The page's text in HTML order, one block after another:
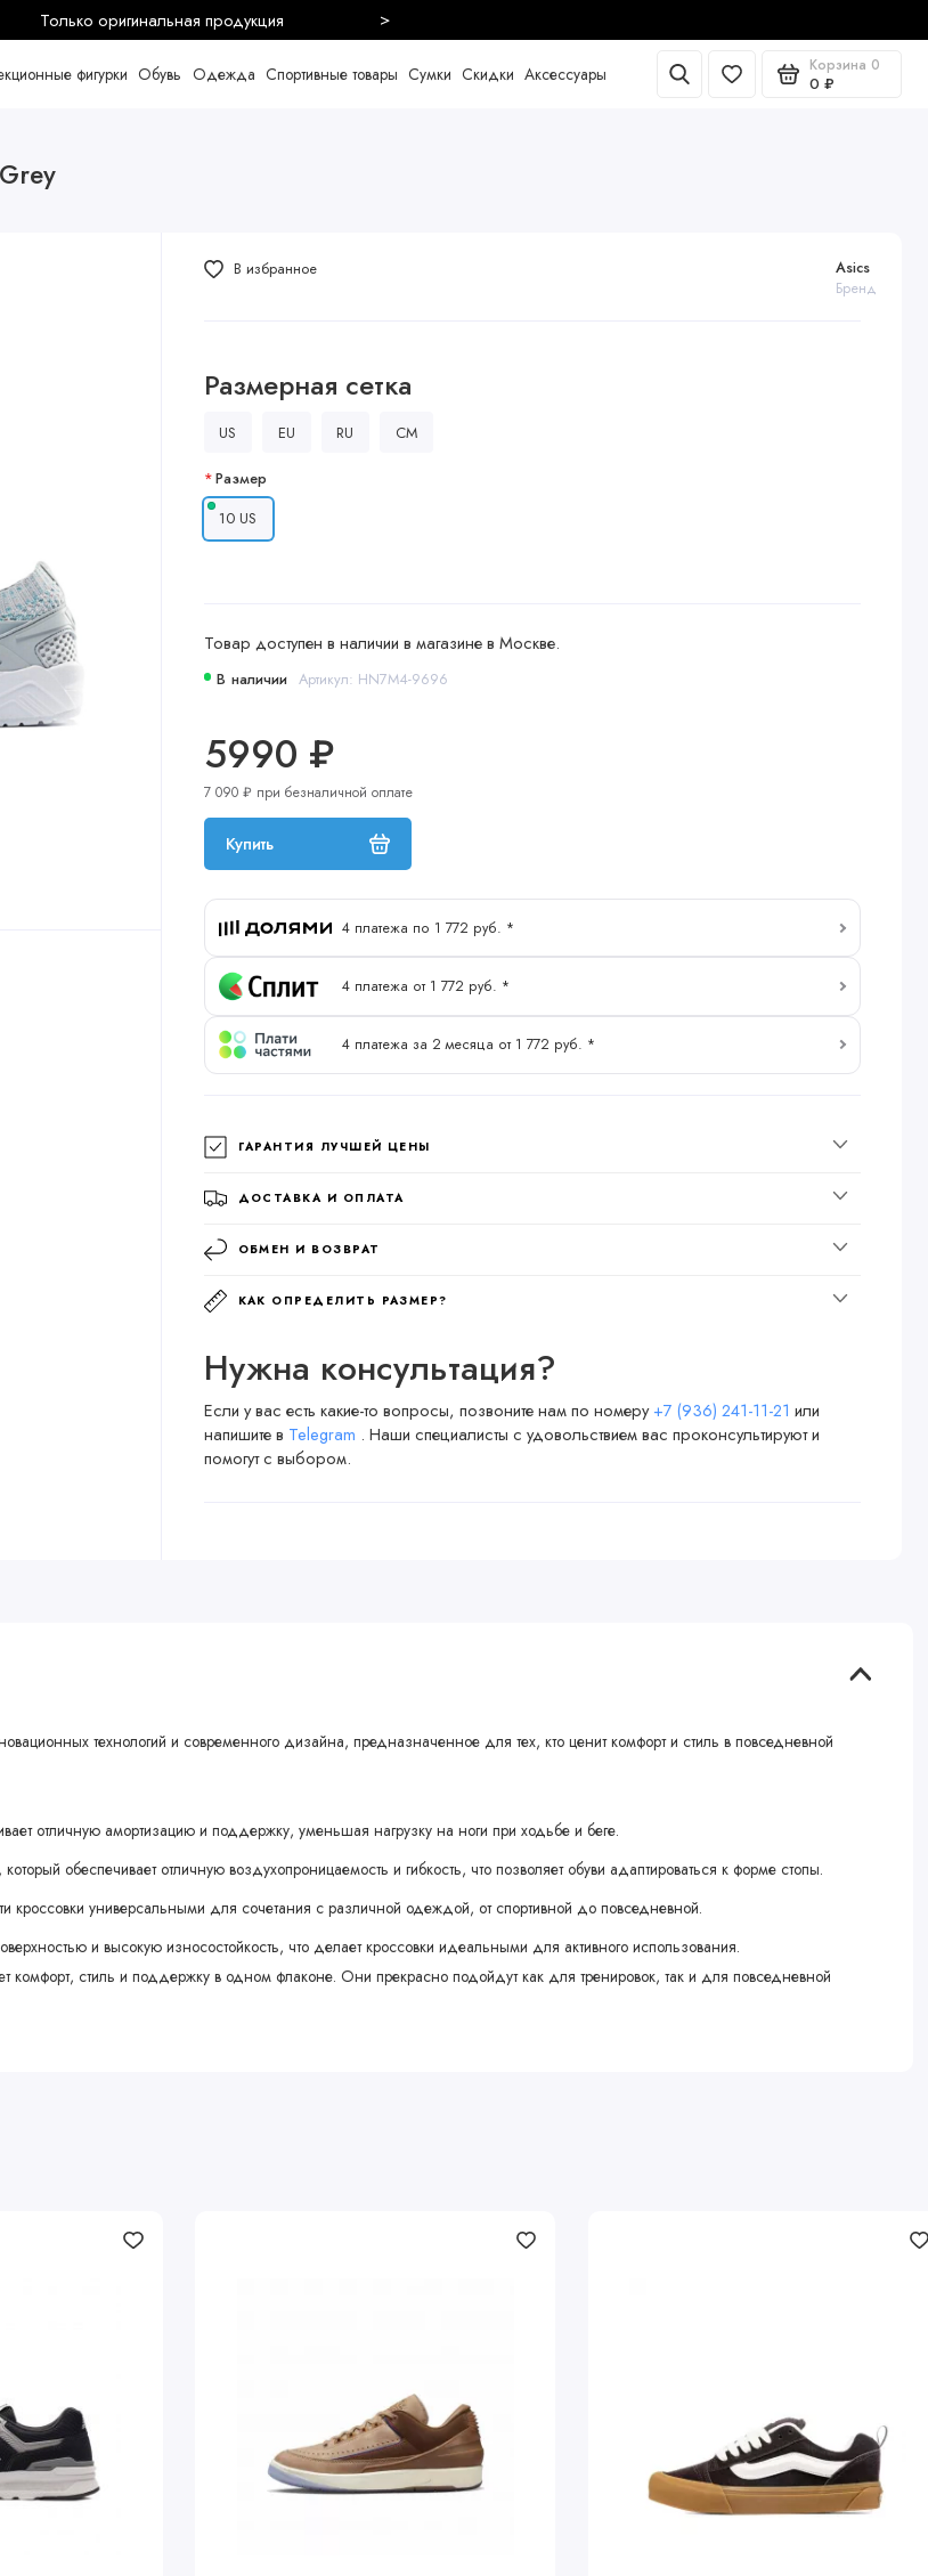
Безопасная и быстрая доставка >
фигурки Обувь Одежда Спортивные товары Сумки Скидки Аксессуары Корзина 0
0 ₽
Товар доступен в наличии в магазине в Москве.
В наличии Артикул: HN7M4-9696
Asics
Бренд
5990 ₽
7 090 ₽ при безналичной оплате
Купить
4 платежа по 1 772 руб. *
4 платежа от 1 772 руб. *
4 платежа за 2 месяца от 1 772 руб. *
В избранное
Размерная сетка
US EU RU CM
Размер
10 US
ГАРАНТИЯ ЛУЧШЕЙ ЦЕНЫ
ДОСТАВКА И ОПЛАТА
ОБМЕН И ВОЗВРАТ
КАК ОПРЕДЕЛИТЬ РАЗМЕР?
Нужна консультация?
Если у вас есть какие-то вопросы, позвоните нам по номеру+7 (936) 241-11-21 или
напишите в Telegram . Наши специалисты с удовольствием вас проконсультируют и
помогут с выбором.
технологий и современного дизайна, предназначенное для тех, кто ценит комфорт и стиль в повседневной
отличную амортизацию и поддержку, уменьшая нагрузку на ноги при ходьбе и беге.
обеспечивает отличную воздухопроницаемость и гибкость, что позволяет обуви адаптироваться к форме стопы.
кроссовки универсальными для сочетания с различной одеждой, от спортивной до повседневной.
и высокую износостойкость, что делает кроссовки идеальными для активного использования.
комфорт, стиль и поддержку в одном флаконе. Они прекрасно подойдут как для тренировок, так и для повседневной